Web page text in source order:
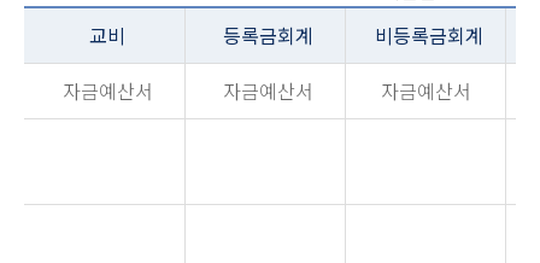
교비
등록금회계
비등록금회계
자금예산서
자금예산서 자금예산서